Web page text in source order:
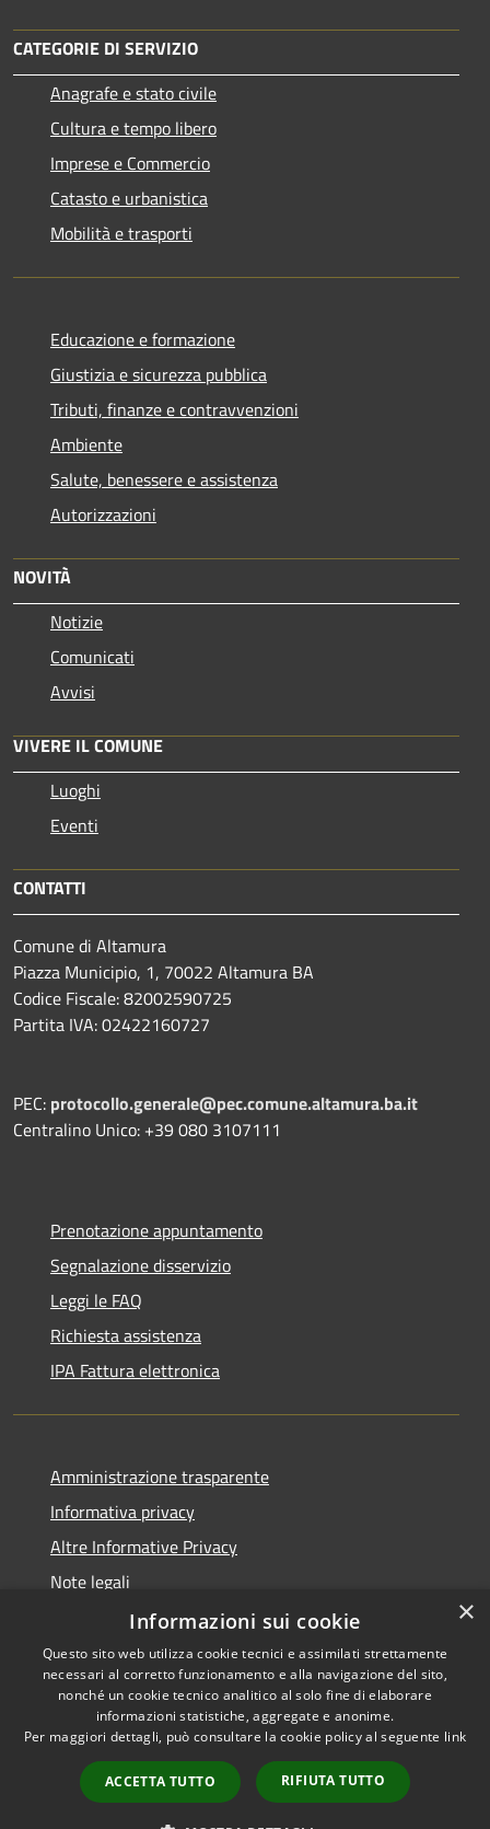
CATEGORIE DI SERVIZIO
Anagrafe e stato civile
Cultura e tempo libero
Imprese e Commercio
Catasto e urbanistica
Mobilità e trasporti
Educazione e formazione
Giustizia e sicurezza pubblica
Tributi, finanze e contravvenzioni
Ambiente
Salute, benessere e assistenza
Autorizzazioni
NOVITÀ
Notizie
Comunicati
Avvisi
VIVERE IL COMUNE
Luoghi
Eventi
CONTATTI
Comune di Altamura
Piazza Municipio, 1, 70022 Altamura BA
Codice Fiscale: 82002590725
Partita IVA: 02422160727
PEC: protocollo.generale@pec.comune.altamura.ba.it
Centralino Unico: +39 080 3107111
Prenotazione appuntamento
Segnalazione disservizio
Leggi le FAQ
Richiesta assistenza
IPA Fattura elettronica
Amministrazione trasparente
Informativa privacy
Altre Informative Privacy
Note legali
Dichiarazione di accessibilità
RSS
Accessibilità
Copyright © 2026 • Comune di
Municipium•
Accesso
redazione
×
Informazioni sui cookie
Questo sito web utilizza cookie tecnici e assimilati strettamente
necessari al corretto funzionamento e alla navigazione del sito,
nonché un cookie tecnico analitico al solo fine di elaborare
informazioni statistiche, aggregate e anonime.
Per maggiori dettagli, può consultare la cookie policy al seguente link
ACCETTA TUTTO RIFIUTA TUTTO